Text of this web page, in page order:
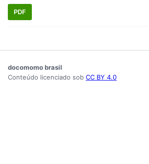
PDF
docomomo brasil
Conteúdo licenciado sob CC BY 4.0